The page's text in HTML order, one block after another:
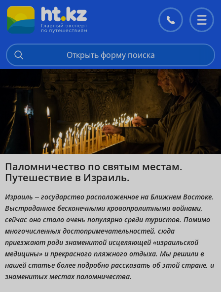
Контакты
меню
Открыть форму поиска
Паломничество по святым местам.
Путешествие в Израиль.
Израиль – государство расположенное на Ближнем Востоке.
Выстраданное бесконечными кровопролитными войнами,
сейчас оно стало очень популярно среди туристов. Помимо
многочисленных достопримечательностей, сюда
приезжают ради знаменитой исцеляющей «израильской
медицины» и прекрасного пляжного отдыха. Мы решили в
нашей статье более подробно рассказать об этой стране, и
знаменитых местах паломничества.